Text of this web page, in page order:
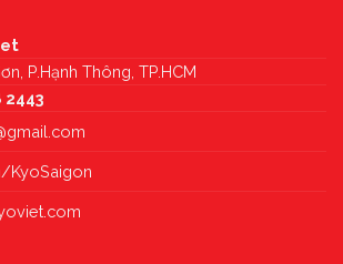
P.Hạnh Thông, TP.HCM
KyoSaigon